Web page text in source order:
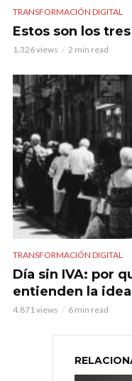
TRANSFORMACIÓN DIGITAL
Estos son los
1.326 views 2 min read
TRANSFORMACIÓN DIGITAL
Día sin IVA: por
entienden la idea
4.871 views 6 min read